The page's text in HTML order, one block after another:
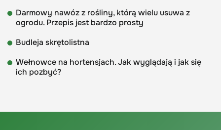
Darmowy nawóz z rośliny, którą wielu usuwa z
ogrodu. Przepis jest bardzo prosty
Budleja skrętolistna
Wełnowce na hortensjach. Jak wyglądają i jak się
ich pozbyć?